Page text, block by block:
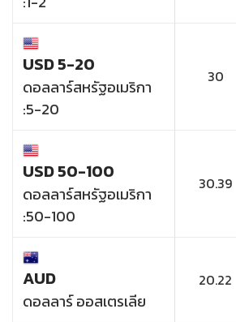
USD 5-20
ดอลลาร์สหรัฐอเมริกา
:5-20
30
USD 50-100
ดอลลาร์สหรัฐอเมริกา
:50-100
30.39
AUD
ดอลลาร์ ออสเตรเลีย
20.22